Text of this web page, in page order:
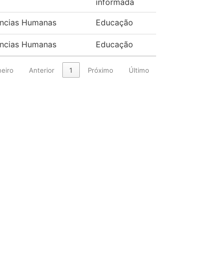
informada
Humanas Educação
Humanas Educação
Anterior 1 Próximo Último